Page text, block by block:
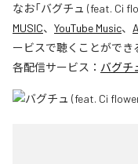
なお「バグチュ (feat. Ci
MUSIC、 YouTube Music、
ービスで聴くことができ
各配信サービス： バグチ